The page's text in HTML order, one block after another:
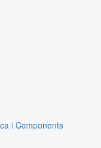
i Components